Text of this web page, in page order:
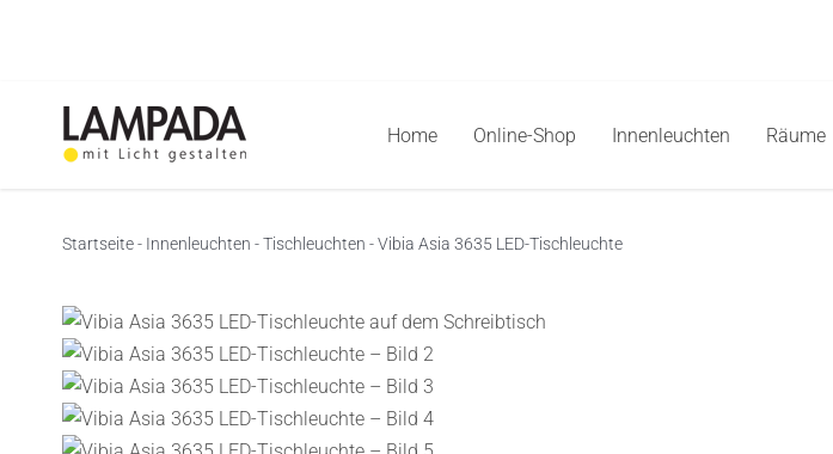
Home Online-Shop Innenleuchten Räume
Startseite- Innenleuchten -Tischleuchten -Vibia Asia 3635 LED-Tischleuchte